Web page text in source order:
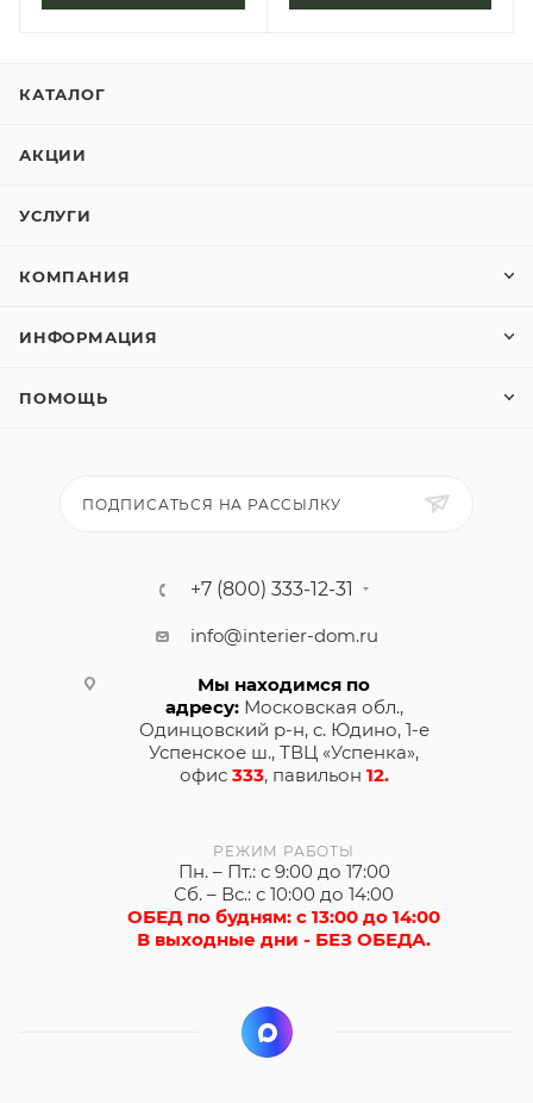
КАТАЛОГ
АКЦИИ
УСЛУГИ
КОМПАНИЯ
ИНФОРМАЦИЯ
ПОМОЩЬ
ПОДПИСАТЬСЯ НА РАССЫЛКУ
+7 (800) 333-12-31
info@interier-dom.ru
Мы находимся по
адресу:Московская обл.,
Одинцовский р-н, с. Юдино, 1-е
Успенское ш., ТВЦ «Успенка»,
офис 333, павильон 12.
РЕЖИМ РАБОТЫ
Пн. – Пт.: с 9:00 до 17:00
Сб. – Вс.: с 10:00 до 14:00
ОБЕД по будням: с 13:00 до 14:00
В выходные дни - БЕЗ ОБЕДА.